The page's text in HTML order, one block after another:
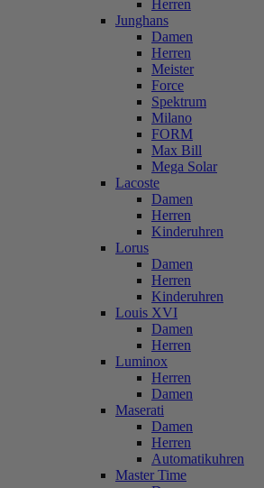
Herren
Junghans
Damen
Herren
Meister
Force
Spektrum
Milano
FORM
Max Bill
Mega Solar
Lacoste
Damen
Herren
Kinderuhren
Lorus
Damen
Herren
Kinderuhren
Louis XVI
Damen
Herren
Luminox
Herren
Damen
Maserati
Damen
Herren
Automatikuhren
Master Time